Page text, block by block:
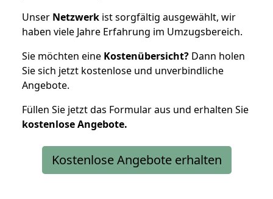
Unser Netzwerk ist sorgfältig ausgewählt, wir
haben viele Jahre Erfahrung im Umzugsbereich.
Sie möchten eine Kostenübersicht? Dann holen
Sie sich jetzt kostenlose und unverbindliche
Angebote.
Füllen Sie jetzt das Formular aus und erhalten Sie
kostenloseAngebote.
Kostenlose Angebote erhalten